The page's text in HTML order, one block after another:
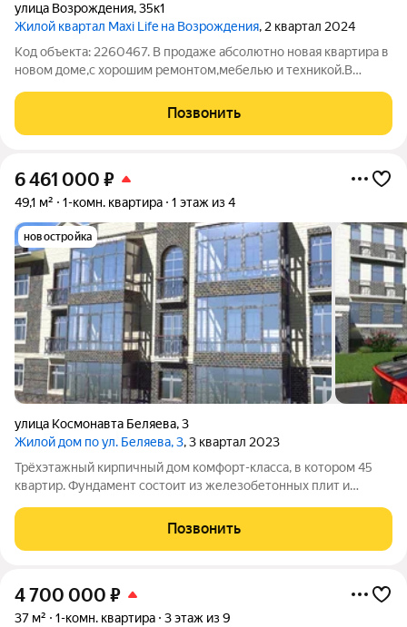
улица Возрождения,35к1
Жилой квартал Maxi Life на Возрождения, 2 квартал 2024
Код объекта: 2260467. В продаже абсолютно новая квартира в
новом доме,с хорошим ремонтом,мебелью и техникой.В
уютная.Очень развитый и спокойый район.Вся инфраструктура
в шаговой доступности.Можно
Позвонить
6 461 000 ₽
49,1 м² 1-комн. квартира 1 этаж из 4
новостройка
улица Космонавта Беляева,3
Жилой дом по ул. Беляева, 3, 3 квартал 2023
Трёхэтажный кирпичный дом комфорт-класса, в котором 45
квартир. Фундамент состоит из железобетонных плит и
сборных железобетонных плит. Стены возведены из
качественного керамического кирпича двух
Позвонить
4 700 000 ₽
37 м² 1-комн. квартира 3 этаж из 9